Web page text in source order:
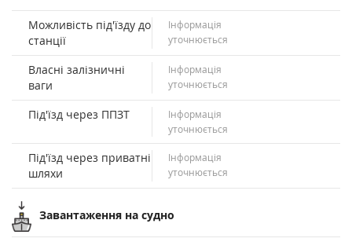
Можливість під'їзду до
станції
Інформація
уточнюється
Власні залізничні
ваги
Інформація
уточнюється
Під'їзд через ППЗТ
Інформація
уточнюється
Під'їзд через приватні
шляхи
Інформація
уточнюється
Завантаження на судно